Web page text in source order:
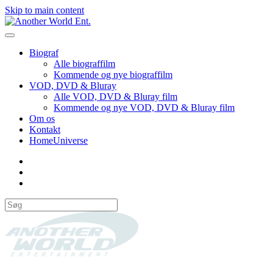
Skip to main content
Biograf
Alle biograffilm
Kommende og nye biograffilm
VOD, DVD & Bluray
Alle VOD, DVD & Bluray film
Kommende og nye VOD, DVD & Bluray film
Om os
Kontakt
HomeUniverse